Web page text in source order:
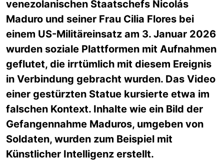
venezolanischen Staatschefs Nicolás
Maduro und seiner Frau Cilia Flores bei
einem US-Militäreinsatz am 3. Januar 2026
wurden soziale Plattformen mit Aufnahmen
geflutet, die irrtümlich mit diesem Ereignis
in Verbindung gebracht wurden. Das Video
einer gestürzten Statue kursierte etwa im
falschen Kontext. Inhalte wie ein Bild der
Gefangennahme Maduros, umgeben von
Soldaten, wurden zum Beispiel mit
Künstlicher Intelligenz erstellt.